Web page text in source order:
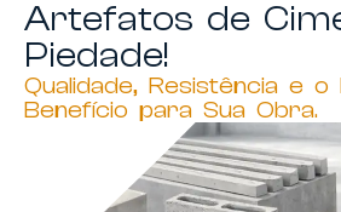
Artefatos de
Piedade!
Qualidade, Resistência e
Benefício para Sua Obra.